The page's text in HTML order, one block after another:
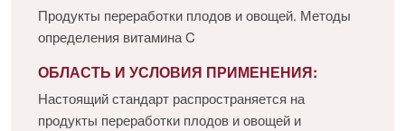
Продукты переработки плодов и овощей. Методы
определения витамина C
ОБЛАСТЬ И УСЛОВИЯ ПРИМЕНЕНИЯ:
Настоящий стандарт распространяется на
продукты переработки плодов и овощей и